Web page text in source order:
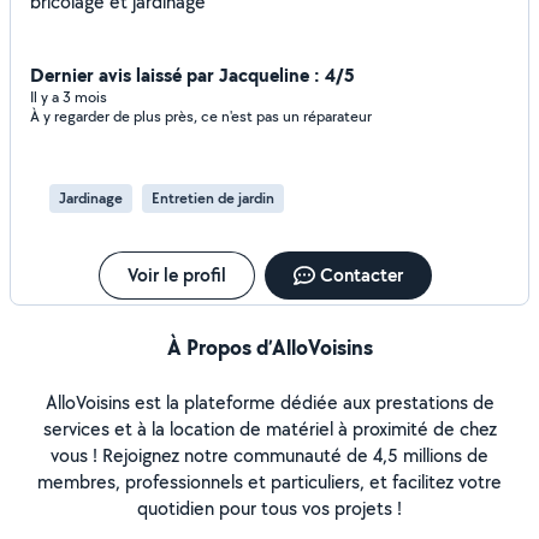
Dernier avis laissé par Jacqueline : 4/5
Il y a 3 mois
À y regarder de plus près, ce n'est pas un réparateur
Jardinage Entretien de jardin
Voir le profil Contacter
À Propos d’AlloVoisins
AlloVoisins est la plateforme dédiée aux prestations de
services et à la location de matériel à proximité de chez
vous ! Rejoignez notre communauté de 4,5 millions de
membres, professionnels et particuliers, et facilitez votre
quotidien pour tous vos projets !